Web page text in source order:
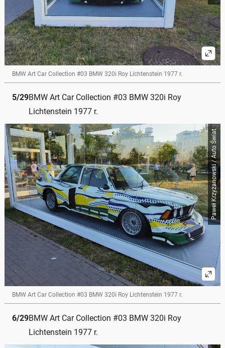
BMW Art Car Collection #03 BMW 320i Roy Lichtenstein 1977 r.
5/29BMW Art Car Collection #03 BMW 320i Roy
Lichtenstein 1977 r.
Paweł Krzyżanowski / Auto Świat
BMW Art Car Collection #03 BMW 320i Roy Lichtenstein 1977 r.
6/29BMW Art Car Collection #03 BMW 320i Roy
Lichtenstein 1977 r.